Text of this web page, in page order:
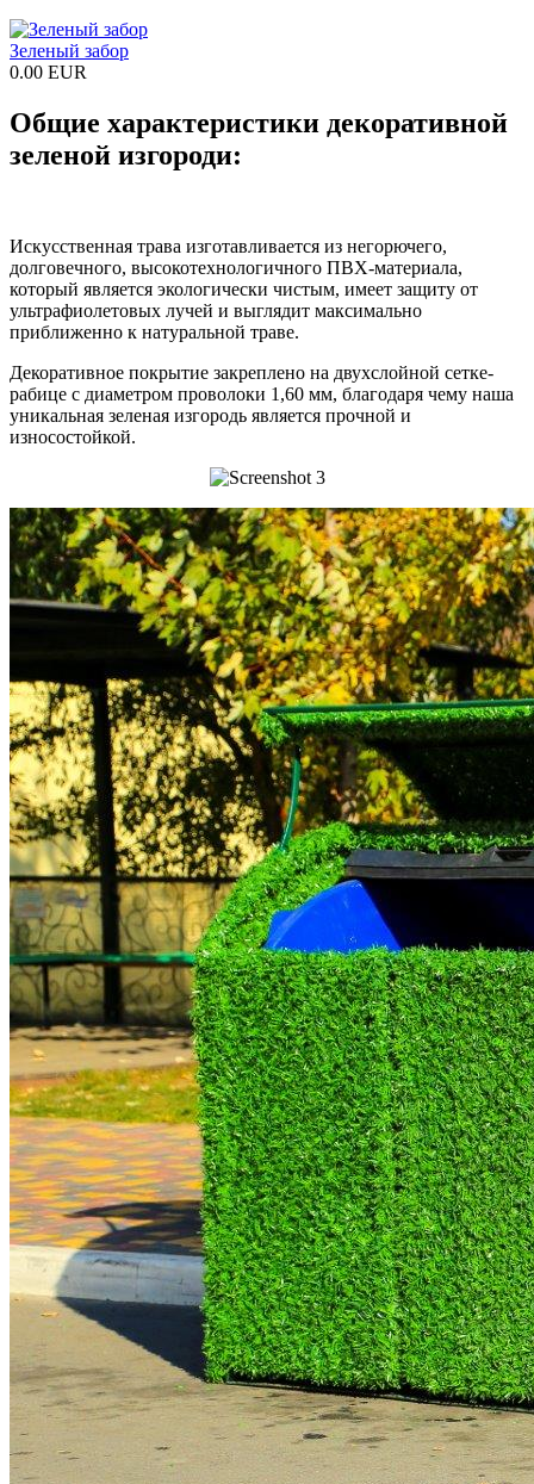
Зеленый забор
0.00 EUR
Общие характеристики декоративной
зеленой изгороди:
Искусственная трава изготавливается из негорючего,
долговечного, высокотехнологичного ПВХ-материала,
который является экологически чистым, имеет защиту от
ультрафиолетовых лучей и выглядит максимально
приближенно к натуральной траве.
Декоративное покрытие закреплено на двухслойной сетке-
рабице с диаметром проволоки 1,60 мм, благодаря чему наша
уникальная зеленая изгородь является прочной и
износостойкой.